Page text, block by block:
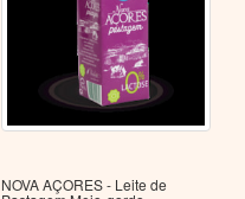
NOVA AÇORES - Leite de